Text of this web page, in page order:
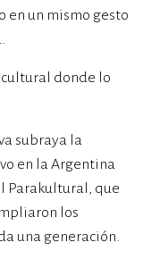
en un mismo gesto
cultural donde lo
subraya la
en la Argentina
Parakultural, que
los
una generación.